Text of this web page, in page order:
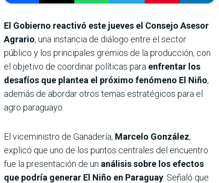
El Gobierno reactivó este jueves el Consejo Asesor
Agrario, una instancia de diálogo entre el sector
público y los principales gremios de la producción, con
el objetivo de coordinar políticas para enfrentar los
desafíos que plantea el próximo fenómeno El Niño,
además de abordar otros temas estratégicos para el
agro paraguayo.
El viceministro de Ganadería, Marcelo González,
explicó que uno de los puntos centrales del encuentro
fue la presentación de un análisis sobre los efectos
que podría generar El Niño en Paraguay . Señaló que